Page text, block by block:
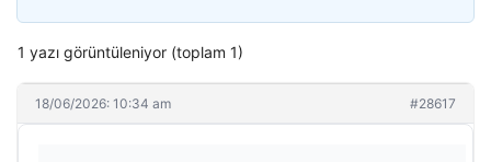
1 yazı görüntüleniyor (toplam 1)
18/06/2026: 10:34 am #28617